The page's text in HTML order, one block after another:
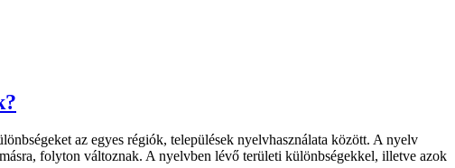
az egyes régiók, települések nyelvhasználata között. A nyelv
folyton változnak. A nyelvben lévő területi különbségekkel, illetve azok